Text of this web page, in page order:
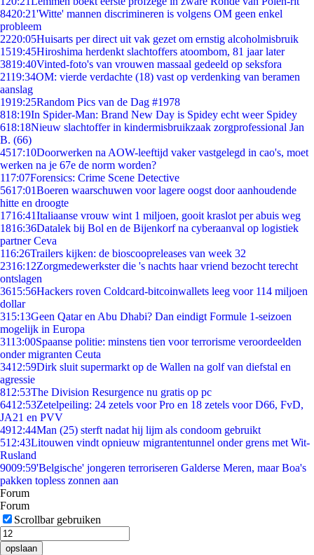
8420:21'Witte' mannen discrimineren is volgens OM geen enkel
probleem
2220:05Huisarts per direct uit vak gezet om ernstig alcoholmisbruik
1519:45Hiroshima herdenkt slachtoffers atoombom, 81 jaar later
3819:40Vinted-foto's van vrouwen massaal gedeeld op seksfora
2119:34OM: vierde verdachte (18) vast op verdenking van beramen
aanslag
1919:25Random Pics van de Dag #1978
818:19In Spider-Man: Brand New Day is Spidey echt weer Spidey
618:18Nieuw slachtoffer in kindermisbruikzaak zorgprofessional Jan
B. (66)
4517:10Doorwerken na AOW-leeftijd vaker vastgelegd in cao's, moet
werken na je 67e de norm worden?
117:07Forensics: Crime Scene Detective
5617:01Boeren waarschuwen voor lagere oogst door aanhoudende
hitte en droogte
1716:41Italiaanse vrouw wint 1 miljoen, gooit kraslot per abuis weg
1816:36Datalek bij Bol en de Bijenkorf na cyberaanval op logistiek
partner Ceva
116:26Trailers kijken: de bioscoopreleases van week 32
2316:12Zorgmedewerkster die 's nachts haar vriend bezocht terecht
ontslagen
3615:56Hackers roven Coldcard-bitcoinwallets leeg voor 114 miljoen
dollar
315:13Geen Qatar en Abu Dhabi? Dan eindigt Formule 1-seizoen
mogelijk in Europa
3113:00Spaanse politie: minstens tien voor terrorisme veroordeelden
onder migranten Ceuta
3412:59Dirk sluit supermarkt op de Wallen na golf van diefstal en
agressie
812:53The Division Resurgence nu gratis op pc
6412:53Zetelpeiling: 24 zetels voor Pro en 18 zetels voor D66, FvD,
JA21 en PVV
4912:44Man (25) sterft nadat hij lijm als condoom gebruikt
512:43Litouwen vindt opnieuw migrantentunnel onder grens met Wit-
Rusland
9009:59'Belgische' jongeren terroriseren Galderse Meren, maar Boa's
pakken topless zonnen aan
Forum
Forum
Scrollbar gebruiken
opslaan